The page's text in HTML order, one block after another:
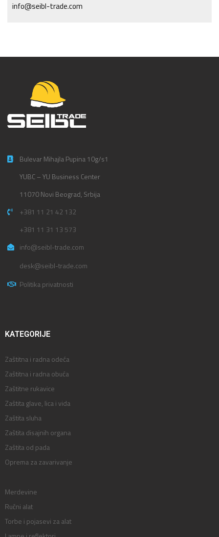
info@seibl-trade.com
Bulevar Mihajla Pupina 10g/s1
YUBC – YU Business Center
11070 Novi Beograd, Srbija
+381 11 21 42 132
+381 11 31 13 573
info@seibl-trade.com
desk@seibl-trade.com
Politika privatnosti
KATEGORIJE
Zaštitna i radna odeća
Zaštitna i radna obuća
Zaštitne rukavice
Zaštita glave, lica i vida
Zaštita sluha
Zaštita disajnih organa
Zaštita od pada
Oprema za zavarivanje
Merdevine
Ručni alat
Torbe i pojasevi za alat